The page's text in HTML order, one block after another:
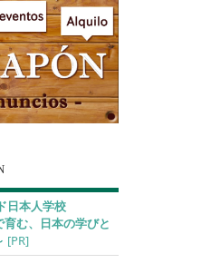
日本人学校
育む、日本の学びと
[PR]